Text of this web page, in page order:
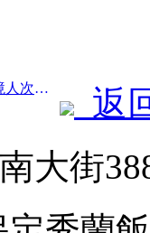
前一篇：深圳機場口岸今年出入境人次突破300萬，創歷史同期新高
返
大街